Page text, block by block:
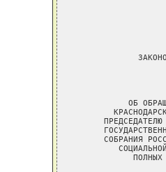
ОБ
ПРЕДСЕДАТЕЛЮ
СОБРАНИЯ
ПОЛНЫХ